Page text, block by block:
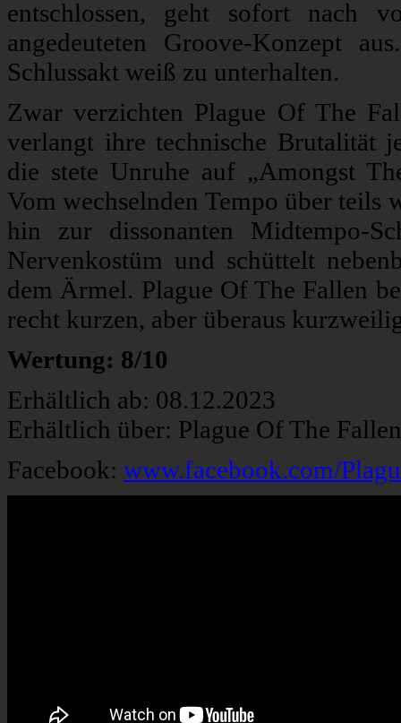
entschlossen, geht sofort nach
angedeuteten Groove-Konzept
Schlussakt weiß zu unterhalten.
Zwar verzichten Plague Of The
verlangt ihre technische Brutalität
die stete Unruhe auf „Amongst
Vom wechselnden Tempo über teils
hin zur dissonanten Midtempo-
Nervenkostüm und schüttelt
dem Ärmel. Plague Of The Fallen
recht kurzen, aber überaus
Wertung: 8/10
Erhältlich ab: 08.12.2023
Erhältlich über: Plague Of The
Facebook: www.facebook.com/